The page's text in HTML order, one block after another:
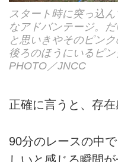
スタート時に突っ込
なアドバンテージ。
と思いきやそのピン
後ろのほうにいるピ
PHOTO／JNCC
正確に言うと、存在
90分のレースの中